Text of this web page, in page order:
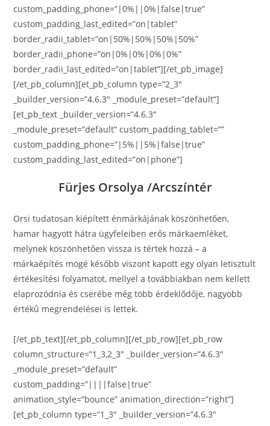
custom_padding_phone=”|0%||0%|false|true”
custom_padding_last_edited=”on|tablet”
border_radii_tablet=”on|50%|50%|50%|50%”
border_radii_phone=”on|0%|0%|0%|0%”
border_radii_last_edited=”on|tablet”][/et_pb_image]
[/et_pb_column][et_pb_column type=”2_3″
_builder_version=”4.6.3″ _module_preset=”default”]
[et_pb_text _builder_version=”4.6.3″
_module_preset=”default” custom_padding_tablet=””
custom_padding_phone=”|5%||5%|false|true”
custom_padding_last_edited=”on|phone”]
Fürjes Orsolya /Arcszíntér
Orsi tudatosan kiépített énmárkájának köszönhetően,
hamar hagyott hátra ügyfeleiben erős márkaemléket,
melynek köszönhetően vissza is tértek hozzá – a
márkaépítés mögé később viszont kapott egy olyan letisztult
értékesítési folyamatot, mellyel a továbbiakban nem kellett
elaprozódnia és cserébe még több érdeklődője, nagyobb
értékű megrendelései is lettek.
[/et_pb_text][/et_pb_column][/et_pb_row][et_pb_row
column_structure=”1_3,2_3″ _builder_version=”4.6.3″
_module_preset=”default”
custom_padding=”||||false|true”
animation_style=”bounce” animation_direction=”right”]
[et_pb_column type=”1_3″ _builder_version=”4.6.3″